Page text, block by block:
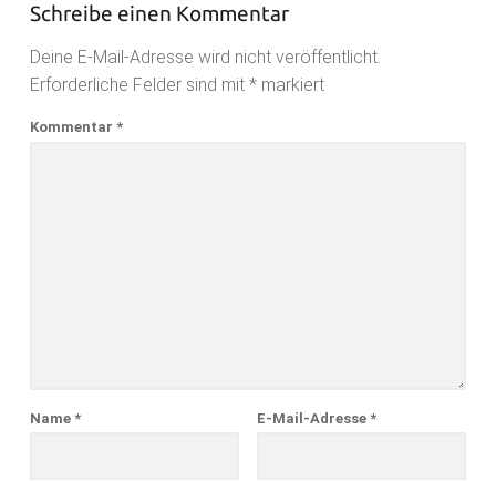
Schreibe einen Kommentar
Deine E-Mail-Adresse wird nicht veröffentlicht.
Erforderliche Felder sind mit *markiert
Kommentar *
Name * E-Mail-Adresse *